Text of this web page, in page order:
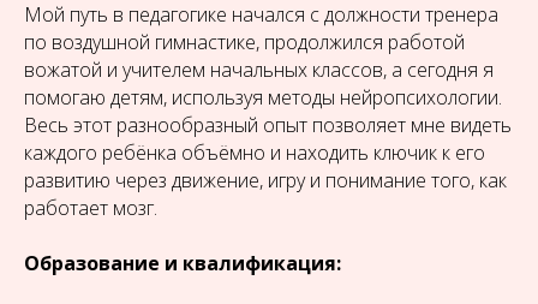
Мой путь в педагогике начался с должности тренера
по воздушной гимнастике, продолжился работой
вожатой и учителем начальных классов, а сегодня я
помогаю детям, используя методы нейропсихологии.
Весь этот разнообразный опыт позволяет мне видеть
каждого ребёнка объёмно и находить ключик к его
развитию через движение, игру и понимание того, как
работает мозг.
Образование и квалификация: